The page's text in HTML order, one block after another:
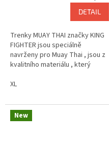
DETAIL
Trenky MUAY THAI značky KING
FIGHTER jsou speciálně
navrženy pro Muay Thai , jsou z
kvalitního materiálu , který
zajímavý design.
XL
New